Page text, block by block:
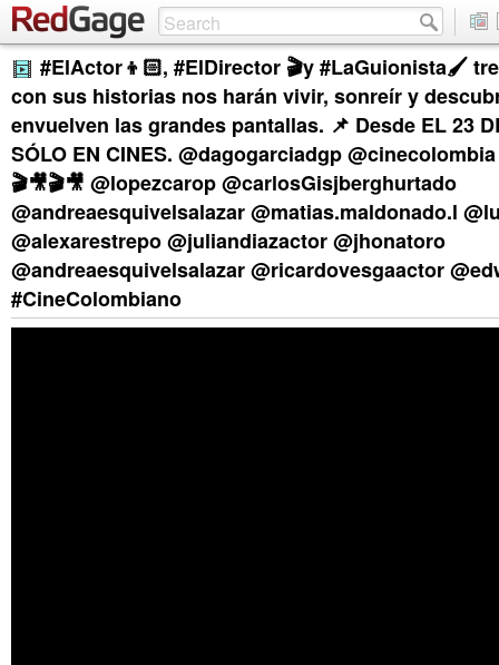
#ElActor👦🏻, #ElDirector 🎬y #LaGuionista🖌
con sus historias nos harán vivir, sonreír y
envuelven las grandes pantallas. 📌 Desde EL 23
SÓLO EN CINES. @dagogarciadgp
🎬🎥🎬🎥 @lopezcarop @carlosGisjberghurtado
@andreaesquivelsalazar @matias.maldonado.l
@alexarestrepo @juliandiazactor @jhonatoro
@andreaesquivelsalazar @ricardovesgaactor
#CineColombiano